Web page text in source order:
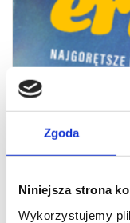
Zgoda
Niniejsza strona
Wykorzystujemy